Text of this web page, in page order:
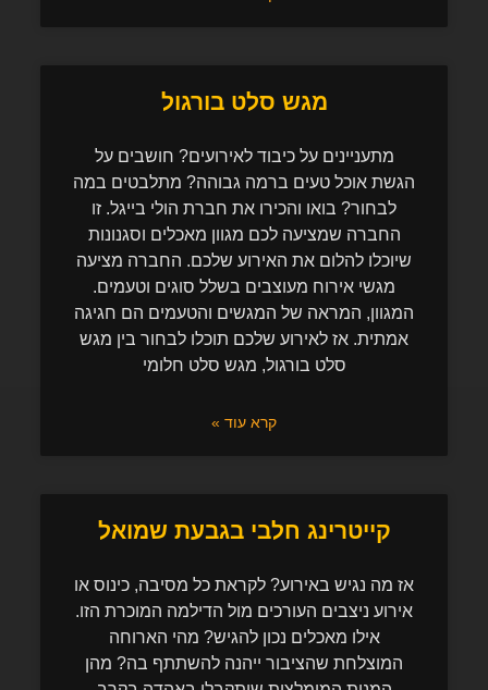
מגש סלט בורגול
מתעניינים על כיבוד לאירועים? חושבים על
הגשת אוכל טעים ברמה גבוהה? מתלבטים במה
לבחור? בואו והכירו את חברת הולי בייגל. זו
החברה שמציעה לכם מגוון מאכלים וסגנונות
שיוכלו להלום את האירוע שלכם. החברה מציעה
מגשי אירוח מעוצבים בשלל סוגים וטעמים.
המגוון, המראה של המגשים והטעמים הם חגיגה
אמתית. אז לאירוע שלכם תוכלו לבחור בין מגש
סלט בורגול, מגש סלט חלומי
קרא עוד »
קייטרינג חלבי בגבעת שמואל
אז מה נגיש באירוע? לקראת כל מסיבה, כינוס או
אירוע ניצבים העורכים מול הדילמה המוכרת הזו.
אילו מאכלים נכון להגיש? מהי הארוחה
המוצלחת שהציבור ייהנה להשתתף בה? מהן